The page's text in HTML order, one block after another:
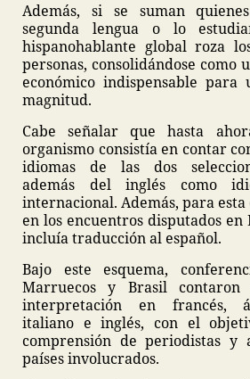
Además, si se suman
segunda lengua o lo
hispanohablante global roza
personas, consolidándose
económico indispensable
magnitud.
Cabe señalar que hasta
organismo consistía en contar
idiomas de las dos
además del inglés como
internacional. Además, para
en los encuentros disputados en
incluía traducción al español.
Bajo este esquema,
Marruecos y Brasil contaron
interpretación en francés,
italiano e inglés, con el
comprensión de periodistas y
países involucrados.